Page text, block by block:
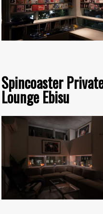
Spincoaster
Lounge Ebisu